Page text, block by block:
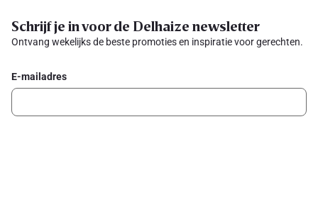
Schrijf je in voor de Delhaize newsletter
Ontvang wekelijks de beste promoties en inspiratie voor gerechten.
E-mailadres